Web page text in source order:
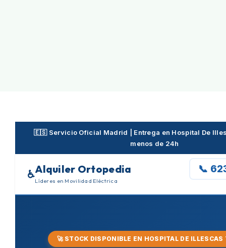
🇪🇸 Servicio Oficial Madrid | Entrega en Hospital De
menos de 24h
♿Alquiler Ortopedia
Líderes en Movilidad Eléctrica
📞
🚀 STOCK DISPONIBLE EN HOSPITAL DE ILLESCAS